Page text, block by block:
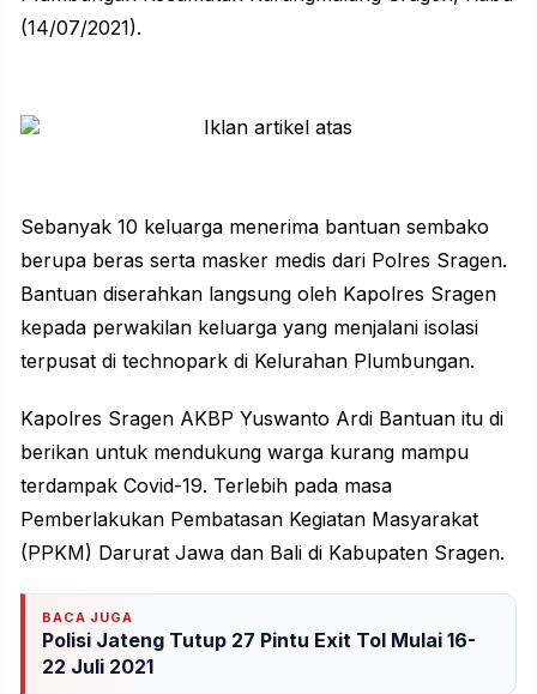
(14/07/2021).
Sebanyak 10 keluarga menerima bantuan sembako
berupa beras serta masker medis dari Polres Sragen.
Bantuan diserahkan langsung oleh Kapolres Sragen
kepada perwakilan keluarga yang menjalani isolasi
terpusat di technopark di Kelurahan Plumbungan.
Kapolres Sragen AKBP Yuswanto Ardi Bantuan itu di
berikan untuk mendukung warga kurang mampu
terdampak Covid-19. Terlebih pada masa
Pemberlakukan Pembatasan Kegiatan Masyarakat
(PPKM) Darurat Jawa dan Bali di Kabupaten Sragen.
BACA JUGA
Polisi Jateng Tutup 27 Pintu Exit Tol Mulai 16-
22 Juli 2021